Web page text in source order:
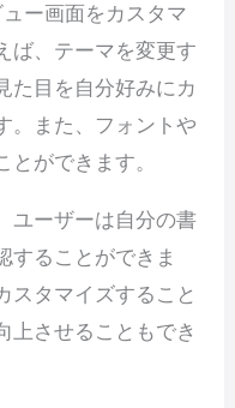
ー画面をカスタマ
ば、テーマを変更す
た目を自分好みにカ
。また、フォントや
ができます。
ユーザーは自分の書
することができま
スタマイズすること
上させることもでき